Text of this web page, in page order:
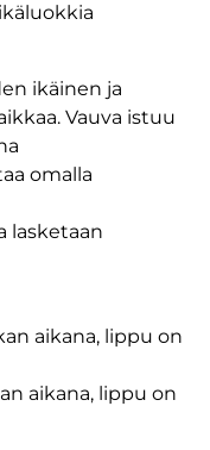
ikäinen ja
Vauva istuu
omalla
lasketaan
aikana, lippu on
aikana, lippu on